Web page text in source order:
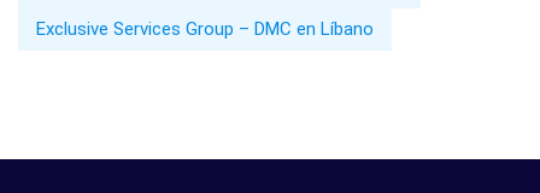
Exclusive Services Group – DMC en Líbano